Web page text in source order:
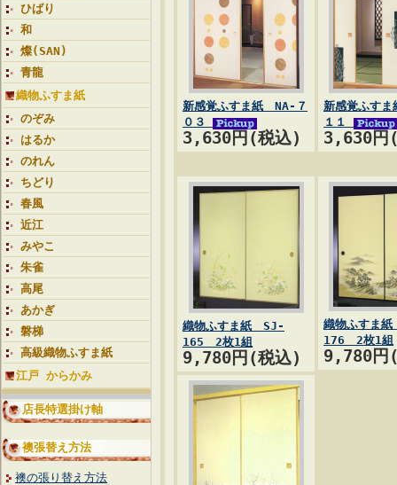
ひばり
和
燦(SAN)
青龍
織物ふすま紙
のぞみ
はるか
のれん
ちどり
春風
近江
みやこ
朱雀
高尾
あかぎ
磐梯
高級織物ふすま紙
江戸 からかみ
店長特選掛け軸
襖張替え方法
襖の張り替え方法
新感覚ふすま紙 NA-７
０３
3,630円(税込)
新感覚ふす
１１
3,630円
織物ふすま紙 SJ-
165 2枚1組
9,780円(税込)
織物ふすま
176 2枚1組
9,780円